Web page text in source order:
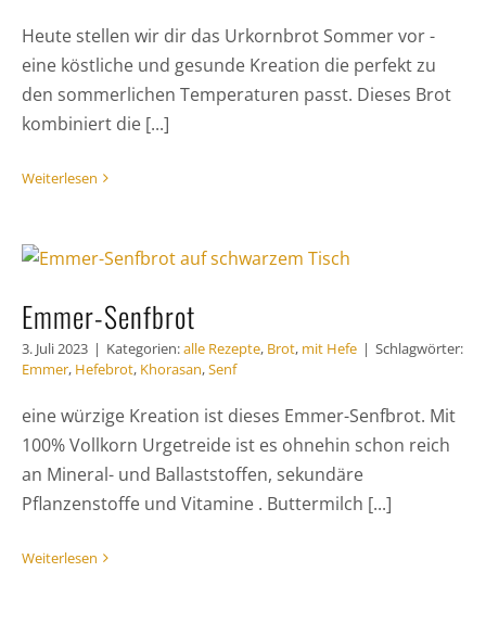
Heute stellen wir dir das Urkornbrot Sommer vor -
eine köstliche und gesunde Kreation die perfekt zu
den sommerlichen Temperaturen passt. Dieses Brot
kombiniert die [...]
Weiterlesen
Emmer-Senfbrot
3. Juli 2023 | Kategorien:alle Rezepte, Brot, mit Hefe | Schlagwörter:
Emmer, Hefebrot, Khorasan,Senf
eine würzige Kreation ist dieses Emmer-Senfbrot. Mit
100% Vollkorn Urgetreide ist es ohnehin schon reich
an Mineral- und Ballaststoffen, sekundäre
Pflanzenstoffe und Vitamine . Buttermilch [...]
Weiterlesen